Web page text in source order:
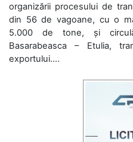
organizării procesului de
din 56 de vagoane, cu o
5.000 de tone, și
Basarabeasca – Etulia,
exportului....